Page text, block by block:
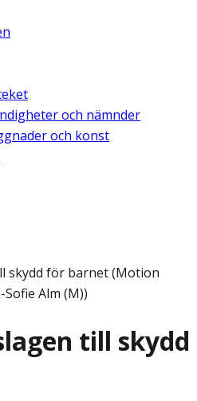
och nämnder
och konst
skydd för barnet (Motion
Sofie Alm (M))
till skydd